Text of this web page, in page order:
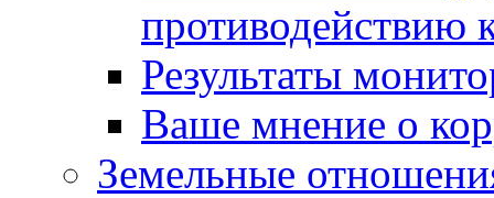
противодействию
Результаты
Ваше мнение о
Земельные